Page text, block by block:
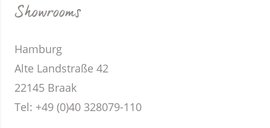
Showrooms
Hamburg
Alte Landstraße 42
22145 Braak
Tel: +49 (0)40 328079-110